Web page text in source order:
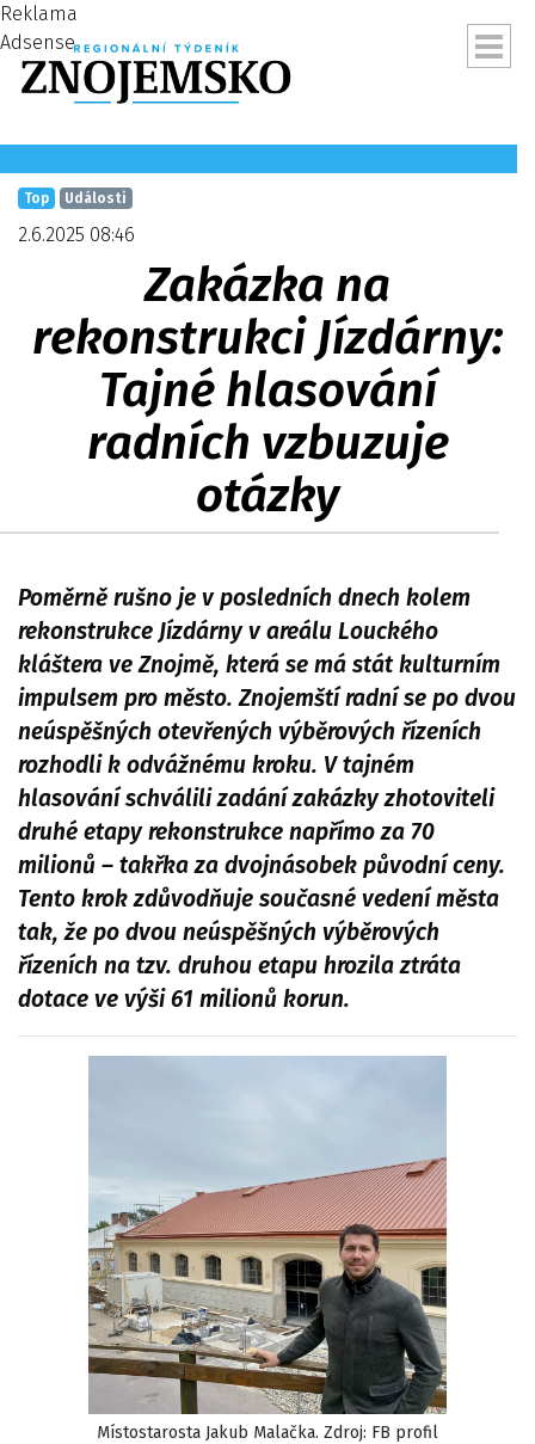
Reklama
Adsense
Top Události
2.6.2025 08:46
Zakázka na
rekonstrukci Jízdárny:
Tajné hlasování
radních vzbuzuje
otázky
Poměrně rušno je v posledních dnech kolem
rekonstrukce Jízdárny v areálu Louckého
kláštera ve Znojmě, která se má stát kulturním
impulsem pro město. Znojemští radní se po dvou
neúspěšných otevřených výběrových řízeních
rozhodli k odvážnému kroku. V tajném
hlasování schválili zadání zakázky zhotoviteli
druhé etapy rekonstrukce napřímo za 70
milionů – takřka za dvojnásobek původní ceny.
Tento krok zdůvodňuje současné vedení města
tak, že po dvou neúspěšných výběrových
řízeních na tzv. druhou etapu hrozila ztráta
dotace ve výši 61 milionů korun.
Místostarosta Jakub Malačka. Zdroj: FB profil